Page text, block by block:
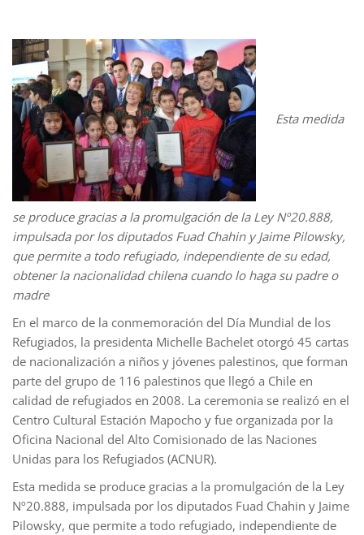
Esta medida
se produce gracias a la promulgación de la Ley Nº20.888,
impulsada por los diputados Fuad Chahin y Jaime Pilowsky,
que permite a todo refugiado, independiente de su edad,
obtener la nacionalidad chilena cuando lo haga su padre o
madre
En el marco de la conmemoración del Día Mundial de los
Refugiados, la presidenta Michelle Bachelet otorgó 45 cartas
de nacionalización a niños y jóvenes palestinos, que forman
parte del grupo de 116 palestinos que llegó a Chile en
calidad de refugiados en 2008. La ceremonia se realizó en el
Centro Cultural Estación Mapocho y fue organizada por la
Oficina Nacional del Alto Comisionado de las Naciones
Unidas para los Refugiados (ACNUR).
Esta medida se produce gracias a la promulgación de la Ley
Nº20.888, impulsada por los diputados Fuad Chahin y Jaime
Pilowsky, que permite a todo refugiado, independiente de